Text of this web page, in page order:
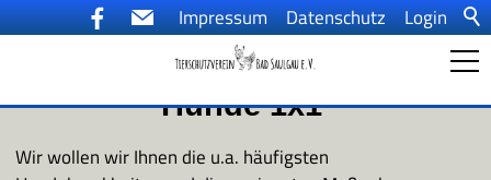
Login
Datenschutz
Impressum
Startseite
Hunde 1x1
Wir wollen wir Ihnen die u.a. häufigsten